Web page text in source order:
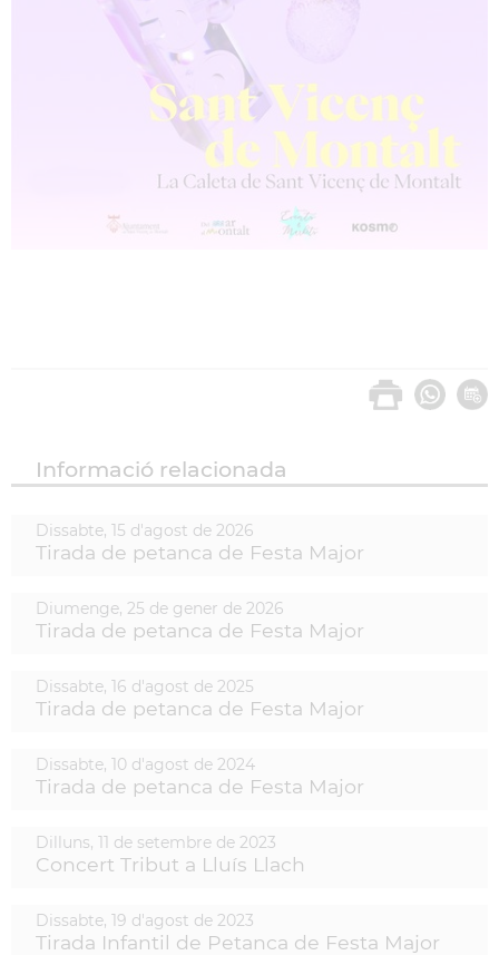
Informació relacionada
Dissabte, 15 d'agost de 2026
Tirada de petanca de Festa Major
Diumenge, 25 de gener de 2026
Tirada de petanca de Festa Major
Dissabte, 16 d'agost de 2025
Tirada de petanca de Festa Major
Dissabte, 10 d'agost de 2024
Tirada de petanca de Festa Major
Dilluns, 11 de setembre de 2023
Concert Tribut a Lluís Llach
Dissabte, 19 d'agost de 2023
Tirada Infantil de Petanca de Festa Major